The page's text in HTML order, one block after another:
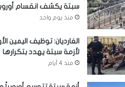
سبتة يكشف انقسام
منذ يوم واحد
الغارديان: توظيف اليمين
لأزمة سبتة يهدد بتكرارها
منذ 4 أيام